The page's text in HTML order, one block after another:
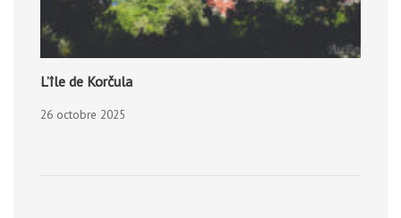
L’île de Korčula
26 octobre 2025